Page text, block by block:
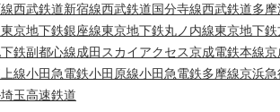
西武鉄道新宿線西武鉄道国分寺線西武鉄道多摩
東京地下鉄銀座線東京地下鉄丸ノ内線東京地下
鉄副都心線成田スカイアクセス京成電鉄本線京
線小田急電鉄小田原線小田急電鉄多摩線京浜急
埼玉高速鉄道